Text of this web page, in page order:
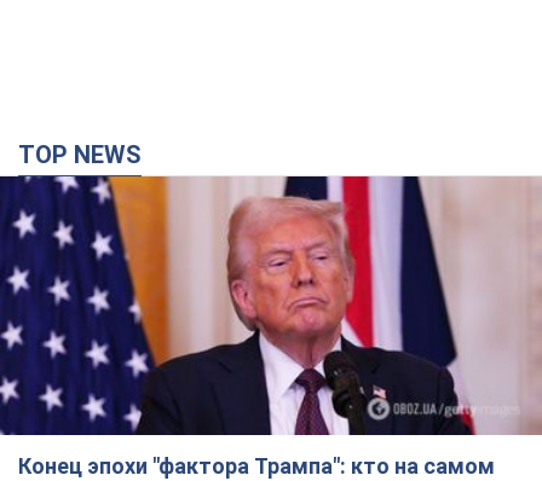
TOP NEWS
Конец эпохи "фактора Трампа": кто на самом